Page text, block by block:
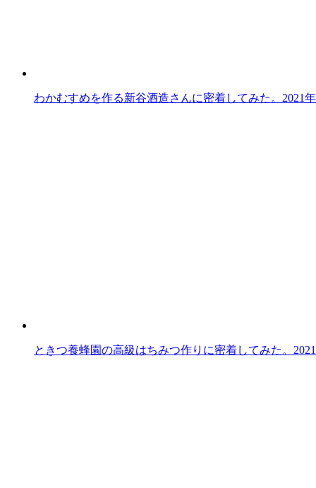
わかむすめを作る新谷酒造さんに密着してみた。 2021
ときつ養蜂園の高級はちみつ作りに密着してみた。